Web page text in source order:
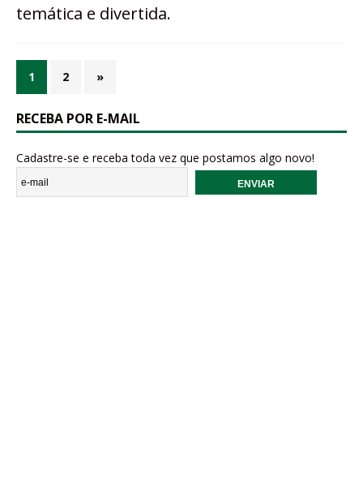
temática e divertida.
1 2 »
RECEBA POR E-MAIL
Cadastre-se e receba toda vez que postamos algo novo!